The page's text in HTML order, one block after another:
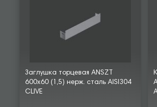
Заглушка торцевая ANSZT
600х60 (1,5) нерж. сталь AISI304
CLIVE